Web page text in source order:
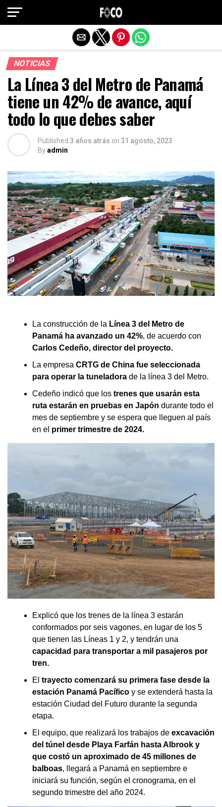
NOTICIAS
La Línea 3 del Metro de Panamá
tiene un 42% de avance, aquí
todo lo que debes saber
Published 3 años atrás on 31 agosto, 2023
Byadmin
La construcción de la Línea 3 del Metro de
Panamá ha avanzado un 42%, de acuerdo con
Carlos Cedeño, director del proyecto.
La empresa CRTG de China fue seleccionada
para operar la tuneladora de la línea 3 del Metro.
Cedeño indicó que los trenes que usarán esta
ruta estarán en pruebas en Japón durante todo el
mes de septiembre y se espera que lleguen al país
en el primer trimestre de 2024.
Explicó que los trenes de la línea 3 estarán
conformados por seis vagones, en lugar de los 5
que tienen las Líneas 1 y 2, y tendrán una
capacidad para transportar a mil pasajeros por
tren.
El trayecto comenzará su primera fase desde la
estación Panamá Pacífico y se extenderá hasta la
estación Ciudad del Futuro durante la segunda
etapa.
El equipo, que realizará los trabajos de excavación
del túnel desde Playa Farfán hasta Albrook y
que costó un aproximado de 45 millones de
balboas, llegará a Panamá en septiembre e
iniciará su función, según el cronograma, en el
segundo trimestre del año 2024.
Salir de la versión móvil